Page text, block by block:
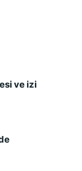
ve izi